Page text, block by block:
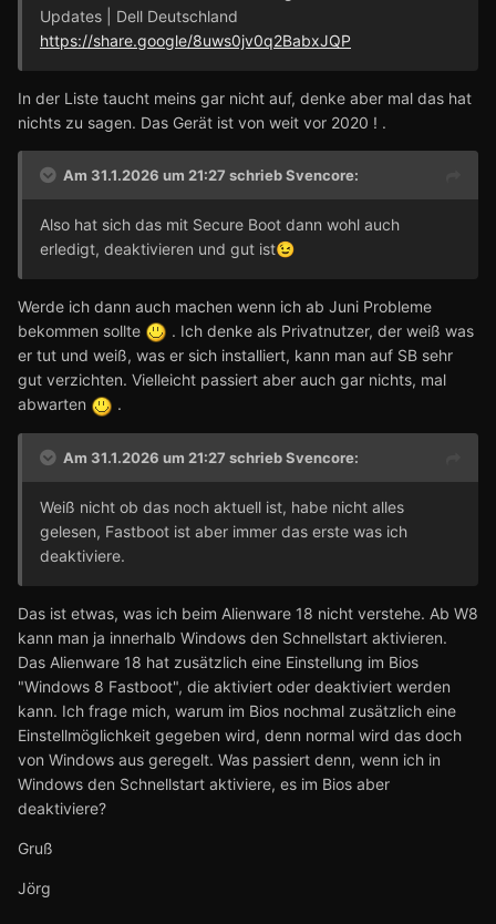
Updates | Dell Deutschland
https://share.google/8uws0jv0q2BabxJQP
In der Liste taucht meins gar nicht auf, denke aber mal das hat
nichts zu sagen. Das Gerät ist von weit vor 2020 ! .
Am 31.1.2026 um 21:27 schriebSvencore:
Also hat sich das mit Secure Boot dann wohl auch
erledigt, deaktivieren und gut ist😉
Werde ich dann auch machen wenn ich ab Juni Probleme
bekommen sollte
. Ich denke als Privatnutzer, der weiß was
er tut und weiß, was er sich installiert, kann man auf SB sehr
gut verzichten. Vielleicht passiert aber auch gar nichts, mal
abwarten
.
Am 31.1.2026 um 21:27 schriebSvencore:
Weiß nicht ob das noch aktuell ist, habe nicht alles
gelesen, Fastboot ist aber immer das erste was ich
deaktiviere.
Das ist etwas, was ich beim Alienware 18 nicht verstehe. Ab W8
kann man ja innerhalb Windows den Schnellstart aktivieren.
Das Alienware 18 hat zusätzlich eine Einstellung im Bios
"Windows 8 Fastboot", die aktiviert oder deaktiviert werden
kann. Ich frage mich, warum im Bios nochmal zusätzlich eine
Einstellmöglichkeit gegeben wird, denn normal wird das doch
von Windows aus geregelt. Was passiert denn, wenn ich in
Windows den Schnellstart aktiviere, es im Bios aber
deaktiviere?
Gruß
Jörg